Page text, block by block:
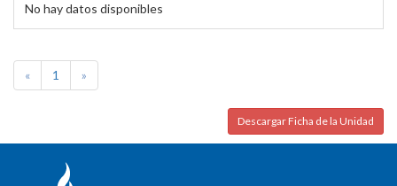
No hay datos disponibles
« 1 »
Descargar Ficha de la Unidad